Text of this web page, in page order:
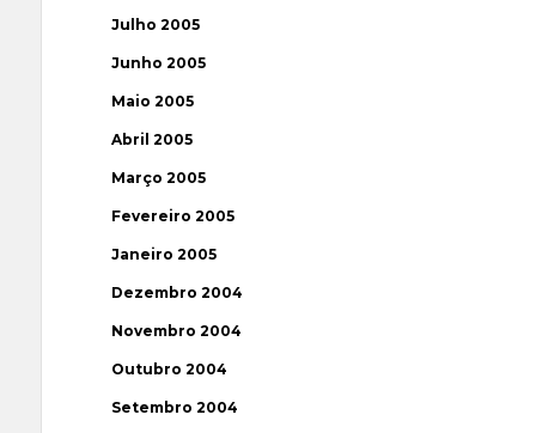
Julho 2005
Junho 2005
Maio 2005
Abril 2005
Março 2005
Fevereiro 2005
Janeiro 2005
Dezembro 2004
Novembro 2004
Outubro 2004
Setembro 2004